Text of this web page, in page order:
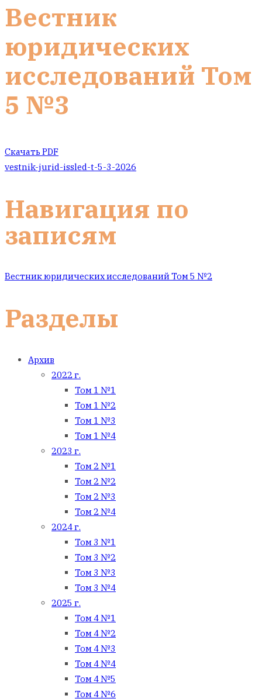
Вестник
юридических
исследований Том
5 №3
Скачать PDF
vestnik-jurid-issled-t-5-3-2026
Навигация по
записям
Вестник юридических исследований Том 5 №2
Разделы
Архив
2022 г.
Том 1 №1
Том 1 №2
Том 1 №3
Том 1 №4
2023 г.
Том 2 №1
Том 2 №2
Том 2 №3
Том 2 №4
2024 г.
Том 3 №1
Том 3 №2
Том 3 №3
Том 3 №4
2025 г.
Том 4 №1
Том 4 №2
Том 4 №3
Том 4 №4
Том 4 №5
Том 4 №6